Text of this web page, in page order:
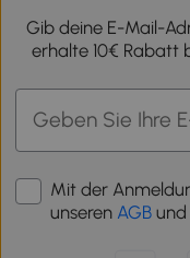
Gib deine E-Mail-
erhalte 10€ Rabatt
Mit der
unseren AGB und